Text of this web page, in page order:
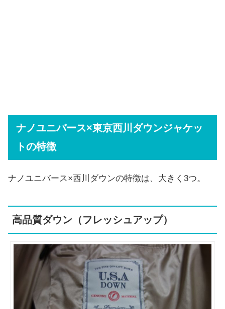
ナノユニバース×東京西川ダウンジャケッ
トの特徴
ナノユニバース×西川ダウンの特徴は、大きく3つ。
高品質ダウン（フレッシュアップ）